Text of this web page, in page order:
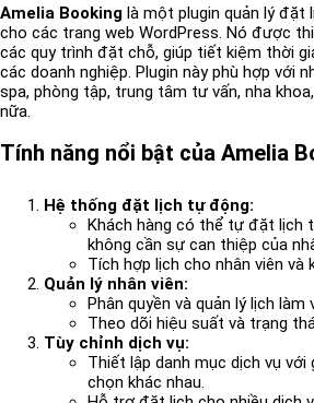
Amelia Booking là một plugin quản lý đặt
cho các trang web WordPress. Nó được
các quy trình đặt chỗ, giúp tiết kiệm thời
các doanh nghiệp. Plugin này phù hợp với
spa, phòng tập, trung tâm tư vấn, nha
nữa.
Tính năng nổi bật của Amelia
Hệ thống đặt lịch tự động:
Khách hàng có thể tự đặt lịch
không cần sự can thiệp của
Tích hợp lịch cho nhân viên và
Quản lý nhân viên:
Phân quyền và quản lý lịch làm
Theo dõi hiệu suất và trạng
Tùy chỉnh dịch vụ:
Thiết lập danh mục dịch vụ với
chọn khác nhau.